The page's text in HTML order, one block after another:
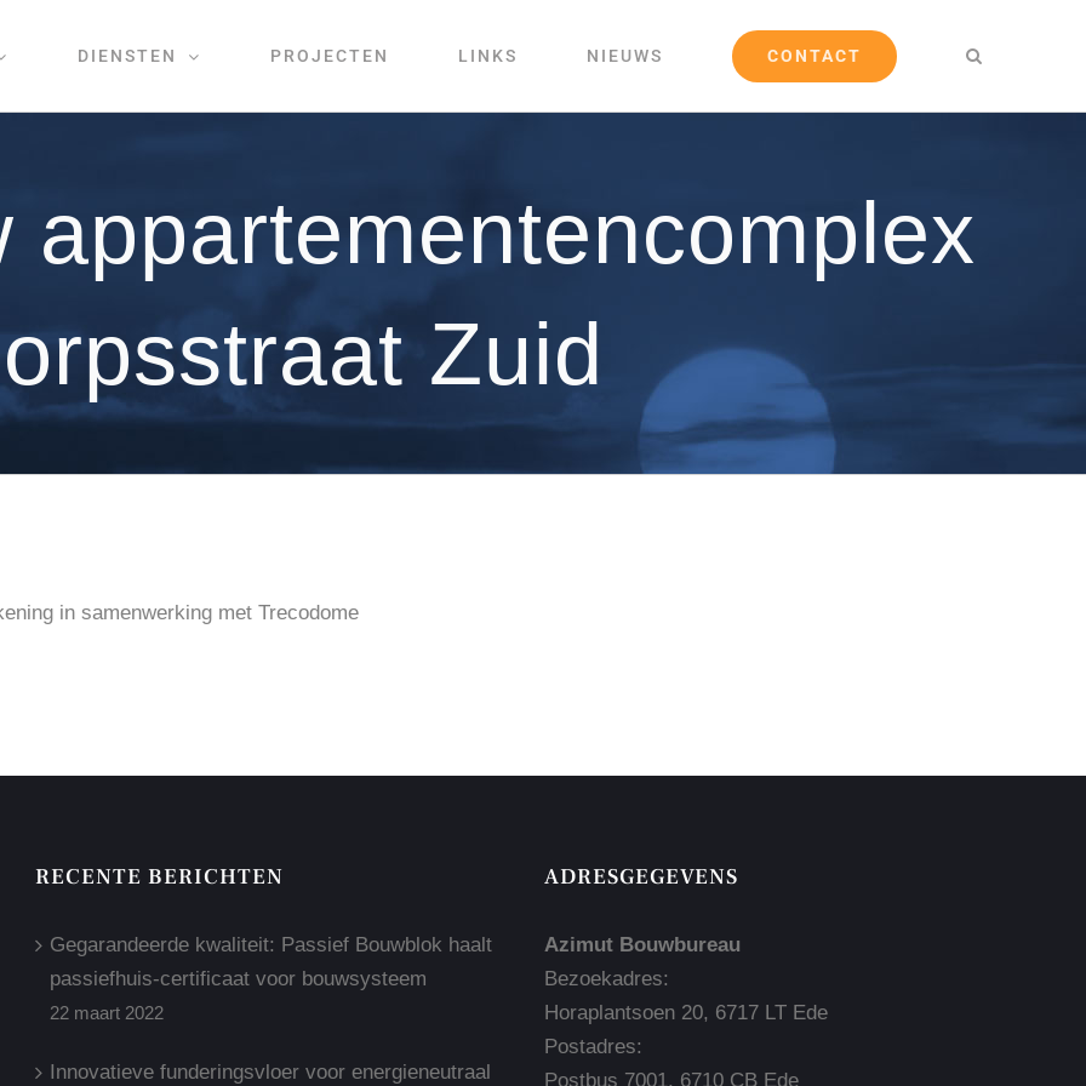
DIENSTEN PROJECTEN LINKS NIEUWS CONTACT
appartementencomplex
Zuid
in samenwerking met Trecodome
RECENTE BERICHTEN
Gegarandeerde kwaliteit: Passief Bouwblok haalt
passiefhuis-certificaat voor bouwsysteem
22 maart 2022
Innovatieve funderingsvloer voor energieneutraal
ADRESGEGEVENS
Azimut Bouwbureau
Bezoekadres:
Horaplantsoen 20, 6717 LT Ede
Postadres:
Postbus 7001, 6710 CB Ede